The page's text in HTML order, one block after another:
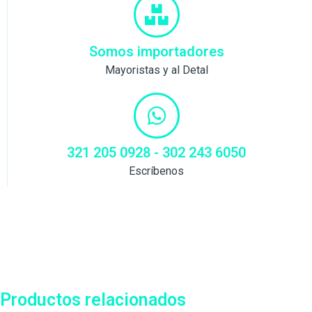
Somos importadores
Mayoristas y al Detal
321 205 0928 - 302 243 6050
Escríbenos
Productos relacionados